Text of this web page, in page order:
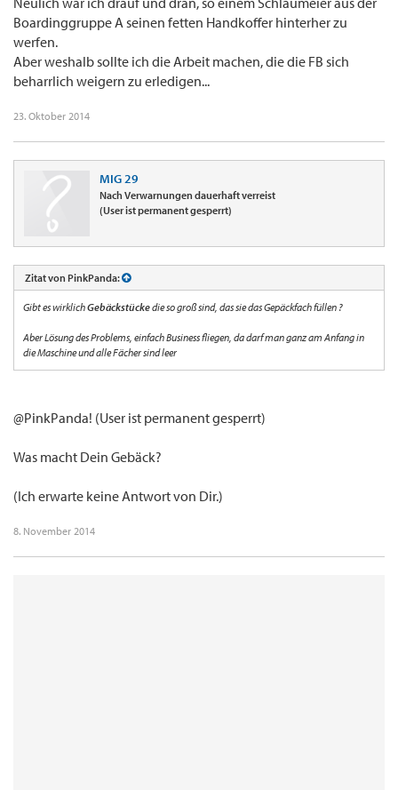
Boardinggruppe A seinen fetten Handkoffer hinterher zu
werfen.
Aber weshalb sollte ich die Arbeit machen, die die FB sich
beharrlich weigern zu erledigen...
23. Oktober 2014
MIG 29
Nach Verwarnungen dauerhaft verreist
(User ist permanent gesperrt)
Zitat von PinkPanda:
Gibt es wirklichGebäckstückedie so groß sind, das sie das Gepäckfach füllen ?
Aber Lösung des Problems, einfach Business fliegen, da darf man ganz am Anfang in
die Maschine und alle Fächer sind leer
@PinkPanda! (User ist permanent gesperrt)
Was macht Dein Gebäck?
(Ich erwarte keine Antwort von Dir.)
8. November 2014